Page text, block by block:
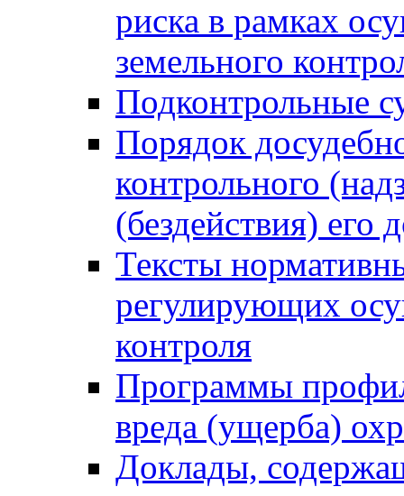
риска в рамках
земельного
Подконтрольные
Порядок
контрольного
(бездействия)
Тексты
регулирующих
контроля
Программы
вреда (ущерба)
Доклады,